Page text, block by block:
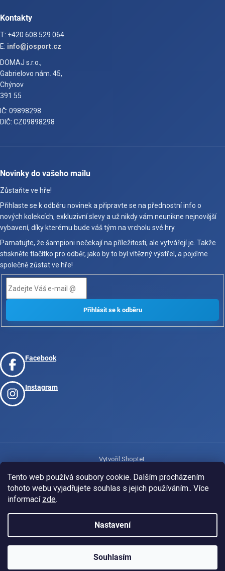
Tento web používá soubory cookie. Dalším procházením
tohoto webu vyjadřujete souhlas s jejich používáním.. Více
informací zde.
Nastavení
Souhlasím
Kontakty
T: +420 608 529 064
E: info@josport.cz
DOMAJ s.r.o.,
Gabrielovo nám. 45,
Chýnov
391 55
IČ: 09898298
DIČ: CZ09898298
Novinky do vašeho mailu
Zůstaňte ve hře!
Přihlaste se k odběru novinek a připravte se na přednostní info o
nových kolekcích, exkluzivní slevy a už nikdy vám neunikne nejnovější
vybavení, díky kterému bude váš tým na vrcholu své hry.
Pamatujte, že šampioni nečekají na příležitosti, ale vytvářejí je. Takže
stiskněte tlačítko pro odběr, jako by to byl vítězný výstřel, a pojďme
společně zůstat ve hře!
Facebook
Instagram
Vytvořil Shoptet
Copyright 2026www.josport.cz. Všechna práva vyhrazena.